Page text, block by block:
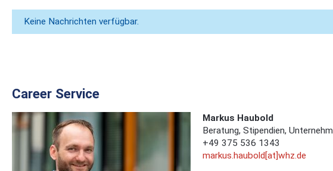
Keine Nachrichten verfügbar.
Career Service
Markus Haubold
Beratung, Stipendien,
+49 375 536 1343
markus.haubold[at]whz.de